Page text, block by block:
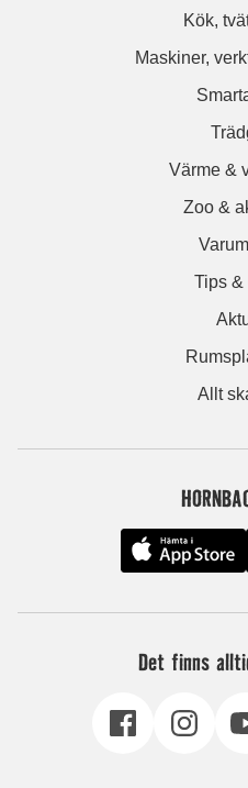
Kök,
Maskiner,
Värme &
Zoo &
Tips &
Allt
Det finns